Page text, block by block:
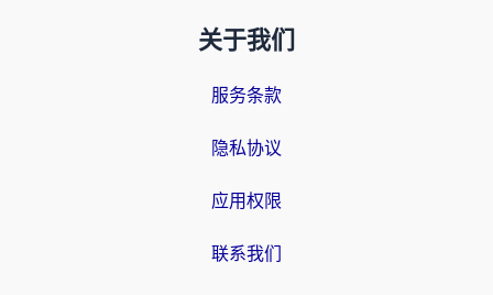
关于我们
服务条款
隐私协议
应用权限
联系我们